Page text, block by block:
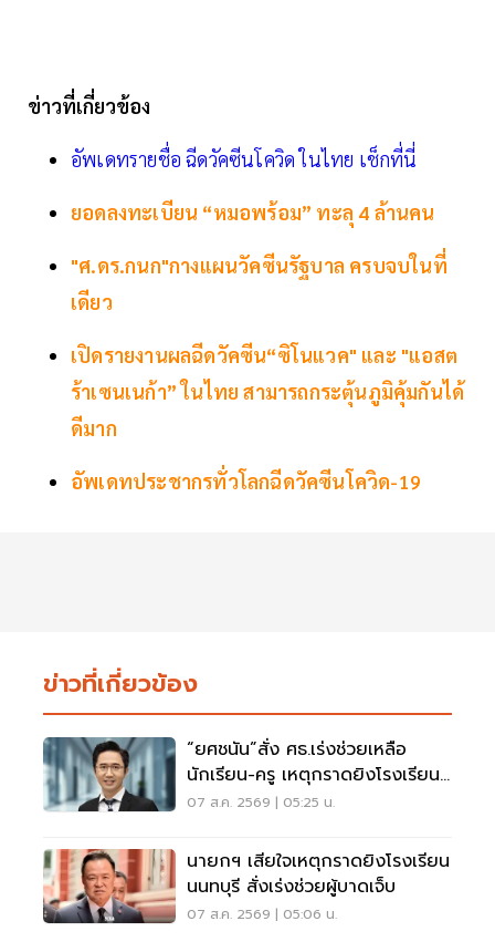
ข่าวที่เกี่ยวข้อง
อัพเดทรายชื่อ ฉีดวัคซีนโควิด ในไทย เช็กที่นี่
ยอดลงทะเบียน “หมอพร้อม” ทะลุ 4 ล้านคน
"ศ.ดร.กนก"กางแผนวัคซีนรัฐบาล ครบจบในที่
เดียว
เปิดรายงานผลฉีดวัคซีน“ซิโนแวค" และ "แอสต
ร้าเซนเนก้า” ในไทย สามารถกระตุ้นภูมิคุ้มกันได้
ดีมาก
อัพเดทประชากรทั่วโลกฉีดวัคซีนโควิด-19
ข่าวที่เกี่ยวข้อง
“ยศชนัน”สั่ง ศธ.เร่งช่วยเหลือ
นักเรียน-ครู เหตุกราดยิงโรงเรียน
นนทบุรี
07 ส.ค. 2569 | 05:25 น.
นายกฯ เสียใจเหตุกราดยิงโรงเรียน
นนทบุรี สั่งเร่งช่วยผู้บาดเจ็บ
07 ส.ค. 2569 | 05:06 น.